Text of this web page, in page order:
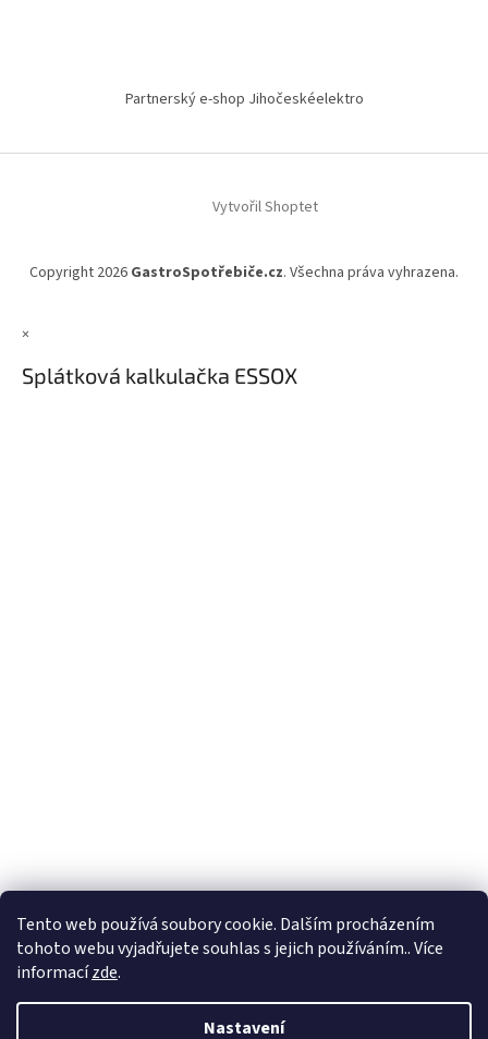
Tento web používá soubory cookie. Dalším procházením
tohoto webu vyjadřujete souhlas s jejich používáním.. Více
informacízde.
Nastavení
Partnerský e-shop Jihočeskéelektro
Vytvořil Shoptet
Copyright 2026 GastroSpotřebiče.cz. Všechna práva vyhrazena.
×
Splátková kalkulačka ESSOX